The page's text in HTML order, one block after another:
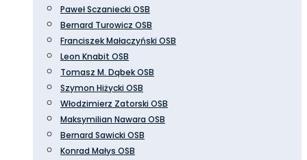
Paweł Sczaniecki OSB
Bernard Turowicz OSB
Franciszek Małaczyński OSB
Leon Knabit OSB
Tomasz M. Dąbek OSB
Szymon Hiżycki OSB
Włodzimierz Zatorski OSB
Maksymilian Nawara OSB
Bernard Sawicki OSB
Konrad Małys OSB